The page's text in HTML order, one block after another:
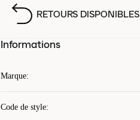
RETOURS DISPONIBLES
Informations
Marque:
Code de style: